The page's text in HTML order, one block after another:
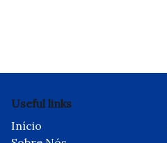
Useful links
Início